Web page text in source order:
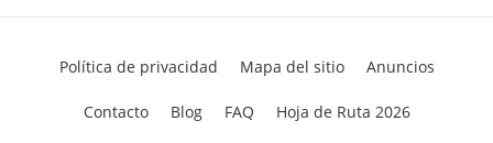
Política de privacidad Mapa del sitio Anuncios
Contacto Blog FAQ Hoja de Ruta 2026